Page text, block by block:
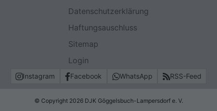
Datenschutzerklärung
Haftungsauschluss
Sitemap
Login
Instagram Facebook WhatsApp RSS-Feed
© Copyright 2026 DJK Göggelsbuch-Lampersdorf e. V.